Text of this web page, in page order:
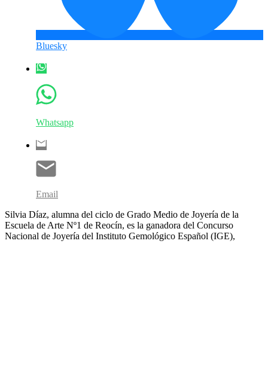
Bluesky
Whatsapp
Email
Silvia Díaz, alumna del ciclo de Grado Medio de Joyería de la
Escuela de Arte Nº1 de Reocín, es la ganadora del Concurso
Nacional de Joyería del Instituto Gemológico Español (IGE),